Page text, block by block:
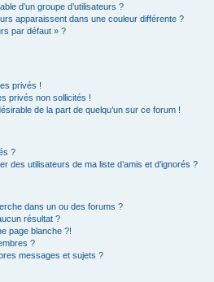
d’un groupe d’utilisateurs ?
apparaissent dans une couleur différente ?
par défaut » ?
privés !
privés non sollicités !
de la part de quelqu’un sur ce forum !
?
des utilisateurs de ma liste d’amis et d’ignorés ?
dans un ou des forums ?
résultat ?
page blanche ?!
?
messages et sujets ?